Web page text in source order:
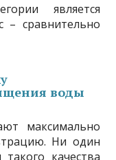
является
– сравнительно
воды
максимально
Ни один
качества